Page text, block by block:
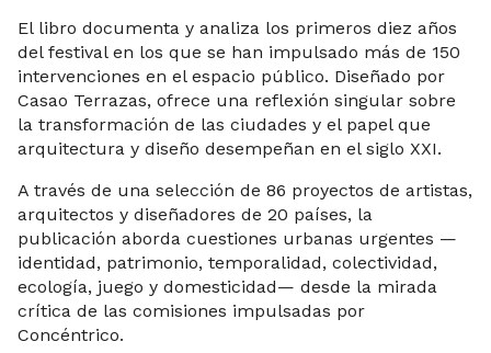
El libro documenta y analiza los primeros diez años
del festival en los que se han impulsado más de 150
intervenciones en el espacio público. Diseñado por
Casao Terrazas, ofrece una reflexión singular sobre
la transformación de las ciudades y el papel que
arquitectura y diseño desempeñan en el siglo XXI.
A través de una selección de 86 proyectos de artistas,
arquitectos y diseñadores de 20 países, la
publicación aborda cuestiones urbanas urgentes —
identidad, patrimonio, temporalidad, colectividad,
ecología, juego y domesticidad— desde la mirada
crítica de las comisiones impulsadas por
Concéntrico.